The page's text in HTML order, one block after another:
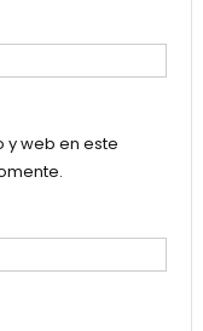
web en este